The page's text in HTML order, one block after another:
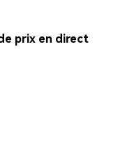
prix en direct